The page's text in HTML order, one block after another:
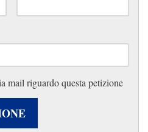
mail riguardo questa petizione